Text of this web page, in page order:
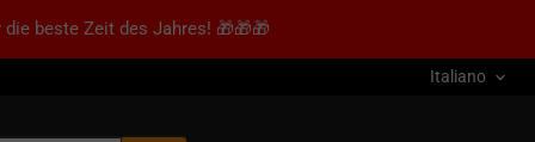
beste Zeit des Jahres! 🎁🎁🎁
Lingua
Italiano